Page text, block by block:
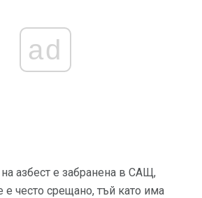
ad
азбест е забранена в САЩ,
е често срещано, тъй като има